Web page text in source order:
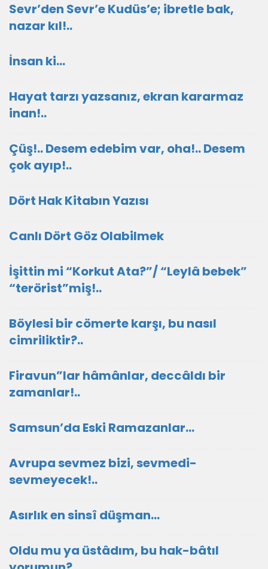
Sevr’den Sevr’e Kudüs’e; ibretle bak,
nazar kıl!..
İnsan ki…
Hayat tarzı yazsanız, ekran kararmaz
inan!..
Çüş!.. Desem edebim var, oha!.. Desem
çok ayıp!..
Dört Hak Kitabın Yazısı
Canlı Dört Göz Olabilmek
İşittin mi “Korkut Ata?”/ “Leylâ bebek”
“terörist”miş!..
Böylesi bir cömerte karşı, bu nasıl
cimriliktir?..
Firavun”lar hâmânlar, deccâldı bir
zamanlar!..
Samsun’da Eski Ramazanlar…
Avrupa sevmez bizi, sevmedi-
sevmeyecek!..
Asırlık en sinsî düşman...
Oldu mu ya üstâdım, bu hak-bâtıl